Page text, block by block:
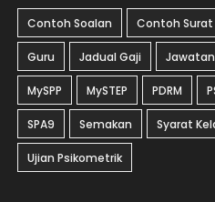
Contoh Soalan Contoh Surat
Guru Jadual Gaji
MySPP MySTEP PDRM
SPA9 Semakan Syarat
Ujian Psikometrik